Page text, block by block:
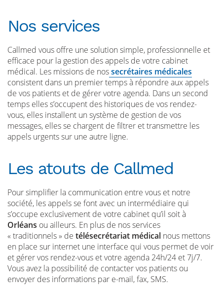
Nos services
Callmed vous offre une solution simple, professionnelle et
efficace pour la gestion des appels de votre cabinet
médical. Les missions de nossecrétaires médicales
consistent dans un premier temps à répondre aux appels
de vos patients et de gérer votre agenda. Dans un second
temps elles s’occupent des historiques de vos rendez-
vous, elles installent un système de gestion de vos
messages, elles se chargent de filtrer et transmettre les
appels urgents sur une autre ligne.
Les atouts de Callmed
Pour simplifier la communication entre vous et notre
société, les appels se font avec un intermédiaire qui
s’occupe exclusivement de votre cabinet qu’il soit à
Orléans ou ailleurs. En plus de nos services
« traditionnels » de télésecrétariat médical nous mettons
en place sur internet une interface qui vous permet de voir
et gérer vos rendez-vous et votre agenda 24h/24 et 7j/7.
Vous avez la possibilité de contacter vos patients ou
envoyer des informations par e-mail, fax, SMS.